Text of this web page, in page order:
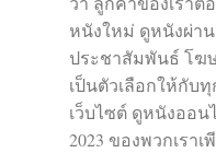
หนังใหม่ ดูหนังผ่าน
ประชาสัมพันธ์ โฆ
เป็นตัวเลือกให้กับ
เว็บไซต์ ดูหนังออ
2023 ของพวกเรา